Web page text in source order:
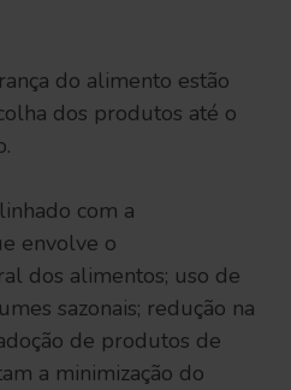
do alimento estão
dos produtos até o
com a
envolve o
dos alimentos; uso de
sazonais; redução na
de produtos de
a minimização do